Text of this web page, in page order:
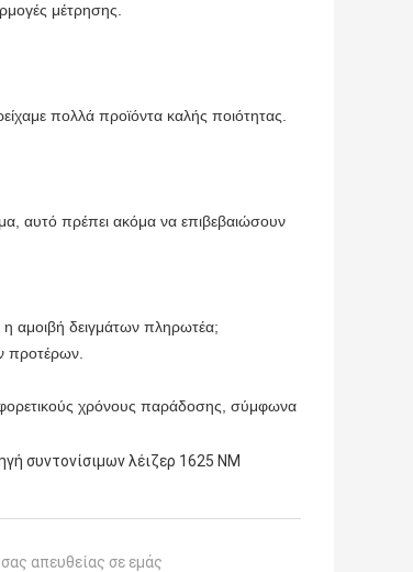
μέτρησης.
πολλά προϊόντα καλής ποιότητας.
αυτό πρέπει ακόμα να επιβεβαιώσουν
αμοιβή δειγμάτων πληρωτέα;
προτέρων.
χρόνους παράδοσης, σύμφωνα
συντονίσιμων λέιζερ 1625 NM
απευθείας σε εμάς